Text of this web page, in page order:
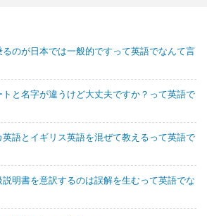
のが日本では一般的ですって英語でなんて言
と名字が違うけど大丈夫ですか？って英語で
語とイギリス英語を混ぜて教えるって英語で
明書を意訳するのは誤解を生むって英語でな